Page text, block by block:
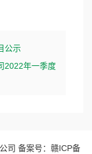
公示
2022年一季度
司 备案号：赣ICP备